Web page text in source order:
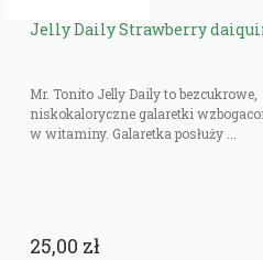
Jelly Daily Strawberry
Mr. Tonito Jelly Daily to bezcukrowe,
niskokaloryczne galaretki
w witaminy. Galaretka posłuży ...
25,00 zł